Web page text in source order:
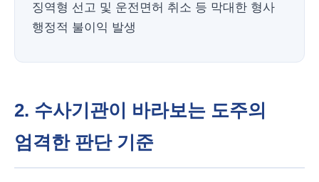
징역형 선고 및 운전면허 취소 등 막대한 형사
행정적 불이익 발생
2. 수사기관이 바라보는 도주의
엄격한 판단 기준